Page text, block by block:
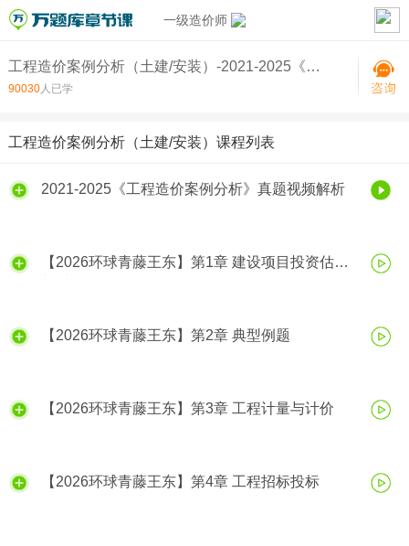
一级造价师
工程造价案例分析（土建/安装）-2021-2025《工程造价案例分析》真题视频解析
90030人已学
工程造价案例分析（土建/安装）课程列表
2021-2025《工程造价案例分析》真题视频解析
【2026环球青藤王东】第1章 建设项目投资估算
【2026环球青藤王东】第2章 典型例题
【2026环球青藤王东】第3章 工程计量与计价
【2026环球青藤王东】第4章 工程招标投标